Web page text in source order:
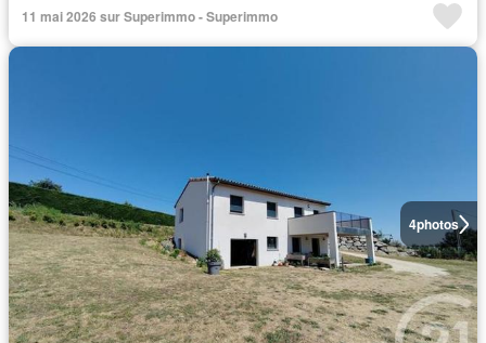
11 mai 2026 sur Superimmo - Superimmo
4photos